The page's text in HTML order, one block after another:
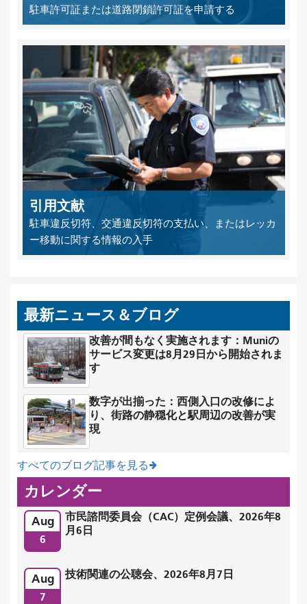
駐車許可証または道路閉鎖許可証を申請する
引用文献
駐車違反切符、交通違反切符の支払い、またはレッカ
ー移動に関する情報の入手
最新ニュース＆ブログ
改善が間もなく実施されます：Muniの
サービス変更は8月29日から開始されま
す
数字が出揃った：西側入口の改修によ
り、街路の静穏化と駅周辺の改善が実
現
すべてのブログ記事を見る
カレンダー
Aug
6
市民諮問委員会（CAC）定例会議、2026年8
月6日
Aug
7
技術関連の公聴会、2026年8月7日